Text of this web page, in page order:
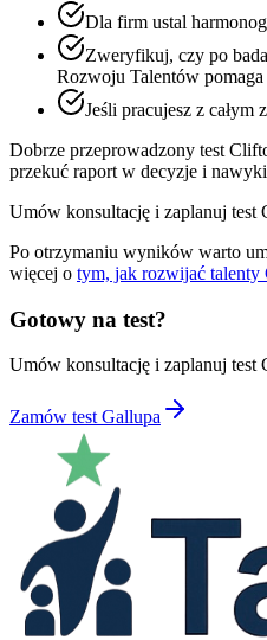
Dla firm ustal
Zweryfikuj, czy po
Rozwoju Talentów
Jeśli pracujesz z całym
Dobrze przeprowadzony test
przekuć raport w decyzje i
Umów konsultację i zaplanuj test
Po otrzymaniu wyników warto
więcej o tym, jak rozwijać talenty
Gotowy na test?
Umów konsultację i zaplanuj test
Zamów test Gallupa